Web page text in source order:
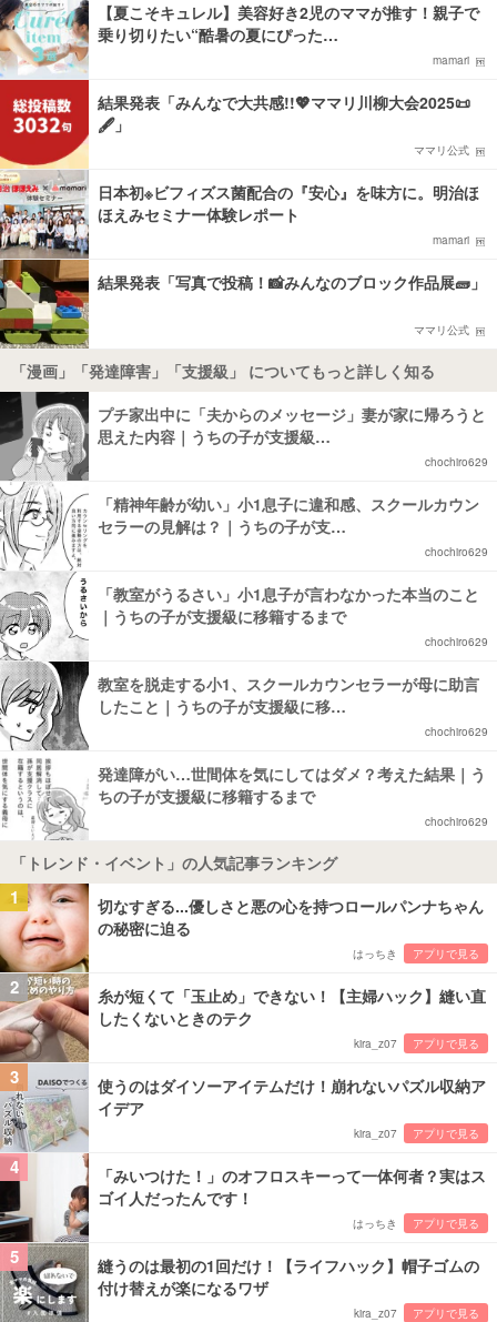
【夏こそキュレル】美容好き2児のママが推す！親子で
乗り切りたい“酷暑の夏にぴった…
mamari
結果発表「みんなで大共感!!💖ママリ川柳大会2025📜
🖋️」
ママリ公式
日本初※ビフィズス菌配合の『安心』を味方に。明治ほ
ほえみセミナー体験レポート
mamari
結果発表「写真で投稿！📸みんなのブロック作品展🧱」
ママリ公式
「漫画」「発達障害」「支援級」 についてもっと詳しく知る
プチ家出中に「夫からのメッセージ」妻が家に帰ろうと
思えた内容｜うちの子が支援級…
chochiro629
「精神年齢が幼い」小1息子に違和感、スクールカウン
セラーの見解は？｜うちの子が支…
chochiro629
「教室がうるさい」小1息子が言わなかった本当のこと
｜うちの子が支援級に移籍するまで
chochiro629
教室を脱走する小1、スクールカウンセラーが母に助言
したこと｜うちの子が支援級に移…
chochiro629
発達障がい…世間体を気にしてはダメ？考えた結果｜う
ちの子が支援級に移籍するまで
chochiro629
「トレンド・イベント」の人気記事ランキング
1
切なすぎる...優しさと悪の心を持つロールパンナちゃん
の秘密に迫る
はっちき アプリで見る
2
糸が短くて「玉止め」できない！【主婦ハック】縫い直
したくないときのテク
kira_z07 アプリで見る
3
使うのはダイソーアイテムだけ！崩れないパズル収納ア
イデア
kira_z07 アプリで見る
4
「みいつけた！」のオフロスキーって一体何者？実はス
ゴイ人だったんです！
はっちき アプリで見る
5
縫うのは最初の1回だけ！【ライフハック】帽子ゴムの
付け替えが楽になるワザ
kira_z07 アプリで見る